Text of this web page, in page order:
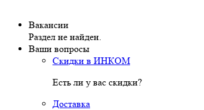
Вакансии
Раздел не найден.
Ваши вопросы
Скидки в ИНКОМ
Есть ли у вас скидки?
Доставка